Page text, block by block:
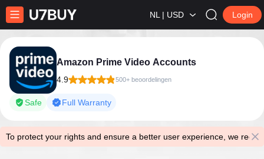
NL | USD Login
Amazon Prime Video Accounts
4.9 500+ beoordelingen
Safe Full Warranty
To protect your rights and ensure a better user experience, we